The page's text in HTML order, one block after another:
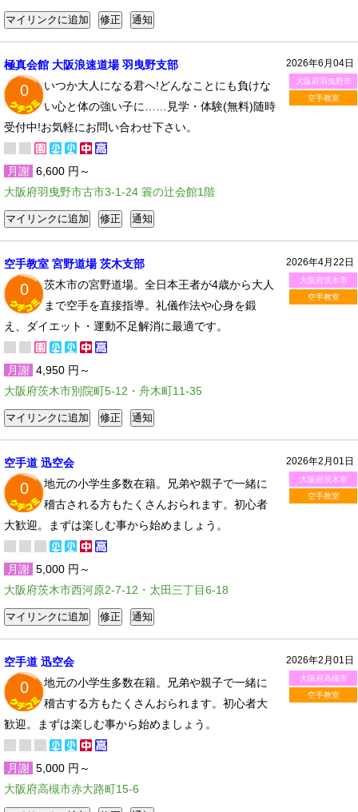
2026年6月04日
大阪府羽曳野市
空手教室
極真会館 大阪浪速道場 羽曳野支部
0
いつか大人になる君へ!どんなことにも負けな
い心と体の強い子に……見学・体験(無料)随時
受付中!お気軽にお問い合わせ下さい。
月謝 6,600 円～
大阪府羽曳野市古市3-1-24 簑の辻会館1階
2026年4月22日
大阪府茨木市
空手教室
空手教室 宮野道場 茨木支部
0
茨木市の宮野道場。全日本王者が4歳から大人
まで空手を直接指導。礼儀作法や心身を鍛
え、ダイエット・運動不足解消に最適です。
月謝 4,950 円～
大阪府茨木市別院町5-12・舟木町11-35
2026年2月01日
大阪府茨木市
空手教室
空手道 迅空会
0
地元の小学生多数在籍。兄弟や親子で一緒に
稽古される方もたくさんおられます。初心者
大歓迎。まずは楽しむ事から始めましょう。
月謝 5,000 円～
大阪府茨木市西河原2-7-12・太田三丁目6-18
2026年2月01日
大阪府高槻市
空手教室
空手道 迅空会
0
地元の小学生多数在籍。兄弟や親子で一緒に
稽古する方もたくさんおられます。初心者大
歓迎。まずは楽しむ事から始めましょう。
月謝 5,000 円～
大阪府高槻市赤大路町15-6